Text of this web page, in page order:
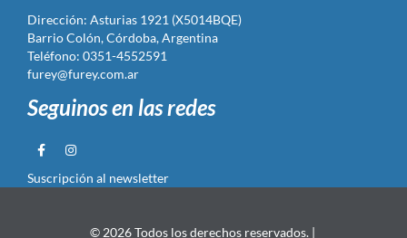
Dirección: Asturias 1921 (X5014BQE)
Barrio Colón, Córdoba, Argentina
Teléfono: 0351-4552591
furey@furey.com.ar
Seguinos en las redes
Suscripción al newsletter
© 2026 Todos los derechos reservados. |